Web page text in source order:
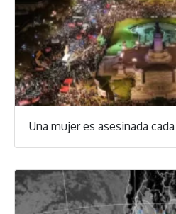
Una mujer es asesinada